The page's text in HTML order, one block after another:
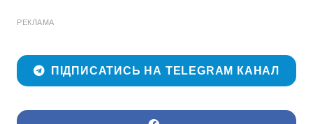
РЕКЛАМА
ПІДПИСАТИСЬ НА TELEGRAM КАНАЛ